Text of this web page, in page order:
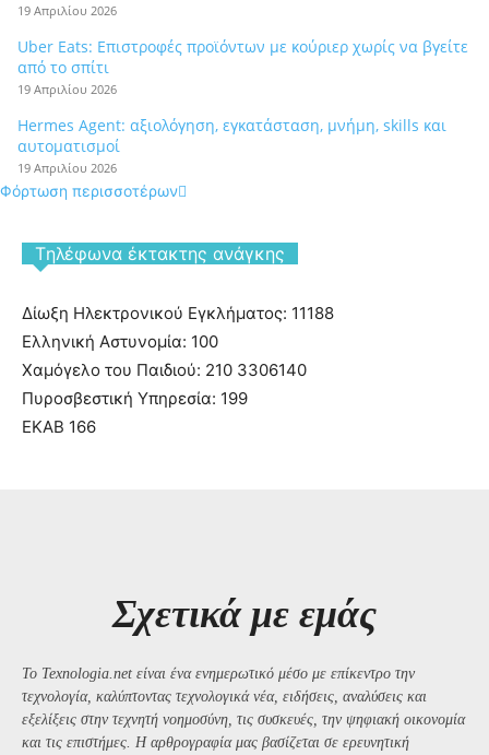
19 Απριλίου 2026
Uber Eats: Επιστροφές προϊόντων με κούριερ χωρίς να βγείτε
από το σπίτι
19 Απριλίου 2026
Hermes Agent: αξιολόγηση, εγκατάσταση, μνήμη, skills και
αυτοματισμοί
19 Απριλίου 2026
Φόρτωση περισσοτέρων
Tηλέφωνα έκτακτης ανάγκης
Δίωξη Ηλεκτρονικού Εγκλήματος: 11188
Ελληνική Αστυνομία: 100
Χαμόγελο του Παιδιού: 210 3306140
Πυροσβεστική Υπηρεσία: 199
ΕΚΑΒ 166
Σχετικά με εμάς
Το Texnologia.net είναι ένα ενημερωτικό μέσο με επίκεντρο την
τεχνολογία, καλύπτοντας τεχνολογικά νέα, ειδήσεις, αναλύσεις και
εξελίξεις στην τεχνητή νοημοσύνη, τις συσκευές, την ψηφιακή οικονομία
και τις επιστήμες. Η αρθρογραφία μας βασίζεται σε ερευνητική